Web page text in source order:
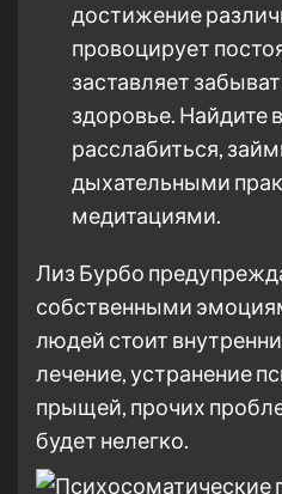
достижение
провоцирует
заставляет
здоровье. Найдите
расслабиться,
дыхательными
медитациями.
Лиз Бурбо
собственными
людей стоит
лечение, устранение
прыщей, прочих
будет нелегко.